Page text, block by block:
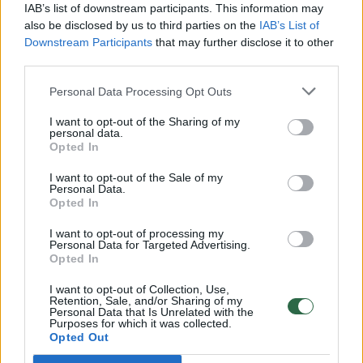
IAB’s list of downstream participants. This information may
also be disclosed by us to third parties on the IAB’s List of
Downstream Participants that may further disclose it to other
Personal Data Processing Opt Outs
I want to opt-out of the Sharing of my
personal data.
Opted In
I want to opt-out of the Sale of my
Personal Data.
Opted In
I want to opt-out of processing my
Personal Data for Targeted Advertising.
Opted In
I want to opt-out of Collection, Use,
Retention, Sale, and/or Sharing of my
Personal Data that Is Unrelated with the
Purposes for which it was collected.
Opted Out
Vaizdai iš tragiškos avarijos Vilniaus r.: dviejų moterų ir
vaiko gyvybių išgelbėti nepavyko
Lietuvos diena
32 laipsnių šilumos
Žinios | Orai
Nufilmavo, kaip patvino Vilniaus Vakarinis aplinkkelis:
vaizdas pribloškia
Žinios | Lietuvos diena
00:15:54
V. Zalužno pasisakymą laiko bandymu įsitvirtinti
Ukrainos politikoje: jis yra neteisus
Laidos | Nauja diena